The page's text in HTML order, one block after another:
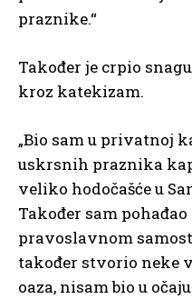
praznike.“
Također je crpio
kroz katekizam.
„Bio sam u privatnoj
uskrsnih praznika
veliko hodočašće u
Također sam
pravoslavnom
također stvorio neke
oaza, nisam bio u